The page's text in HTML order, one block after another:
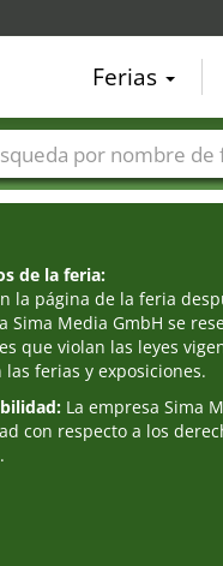
de la feria:
la página de la feria
Sima Media GmbH se
que violan las leyes
ferias y exposiciones.
La empresa Sima
con respecto a los
Ferias
de ferias